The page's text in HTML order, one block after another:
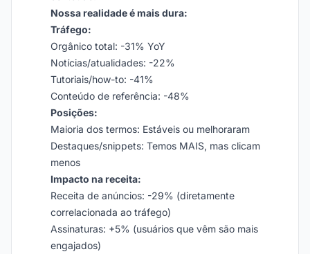
Nossa realidade é mais dura:
Tráfego:
Orgânico total: -31% YoY
Notícias/atualidades: -22%
Tutoriais/how-to: -41%
Conteúdo de referência: -48%
Posições:
Maioria dos termos: Estáveis ou melhoraram
Destaques/snippets: Temos MAIS, mas clicam
menos
Impacto na receita:
Receita de anúncios: -29% (diretamente
correlacionada ao tráfego)
Assinaturas: +5% (usuários que vêm são mais
engajados)